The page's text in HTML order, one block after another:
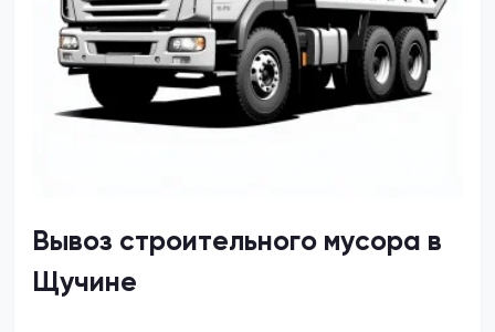
Вывоз строительного мусора в
Щучине